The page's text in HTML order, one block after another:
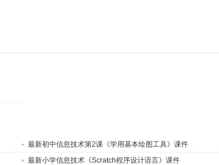
最新初中信息技术第2课《学用基本绘图工具》课件
最新小学信息技术《Scratch程序设计语言》课件